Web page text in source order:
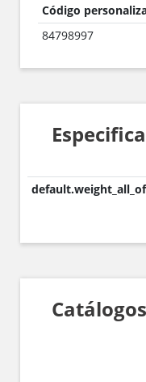
Código
84798997
Catálogos